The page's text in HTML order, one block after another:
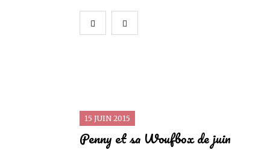
15 JUIN 2015
Penny et sa Woufbox de juin